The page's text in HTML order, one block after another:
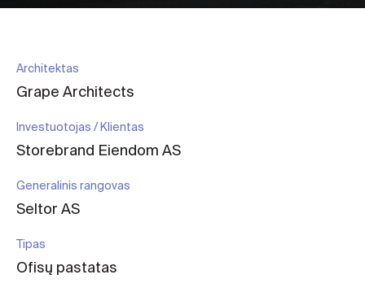
Architektas
Grape Architects
Investuotojas / Klientas
Storebrand Eiendom AS
Generalinis rangovas
Seltor AS
Tipas
Ofisų pastatas